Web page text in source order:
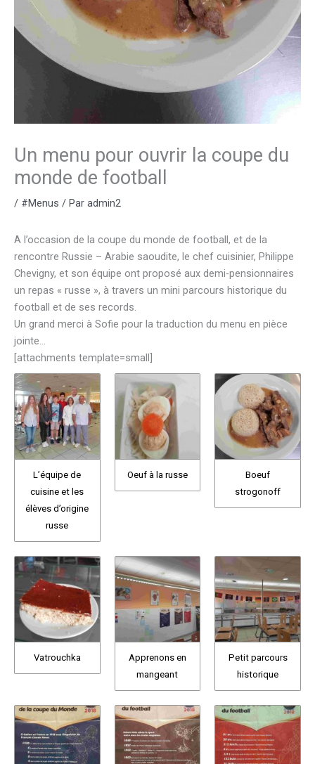
Un menu pour ouvrir la coupe du
monde de football
/ #Menus / Par admin2
A l’occasion de la coupe du monde de football, et de la
rencontre Russie – Arabie saoudite, le chef cuisinier, Philippe
Chevigny, et son équipe ont proposé aux demi-pensionnaires
un repas « russe », à travers un mini parcours historique du
football et de ses records.
Un grand merci à Sofie pour la traduction du menu en pièce
jointe…
[attachments template=small]
L’équipe de
cuisine et les
élèves d’origine
russe
Oeuf à la russe
Boeuf
strogonoff
Vatrouchka
Apprenons en
mangeant
Petit parcours
historique